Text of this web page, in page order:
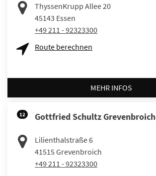
ThyssenKrupp Allee 20
45143 Essen
+49 211 - 92323300
Route berechnen
MEHR INFOS
12 Gottfried Schultz Grevenbroich
Lilienthalstraße 6
41515 Grevenbroich
+49 211 - 92323300